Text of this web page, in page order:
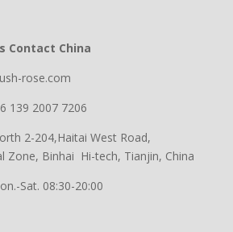
Contact China
rose.com
139 2007 7206
2-204,Haitai West Road,
Zone, Binhai Hi-tech, Tianjin, China
Sat. 08:30-20:00